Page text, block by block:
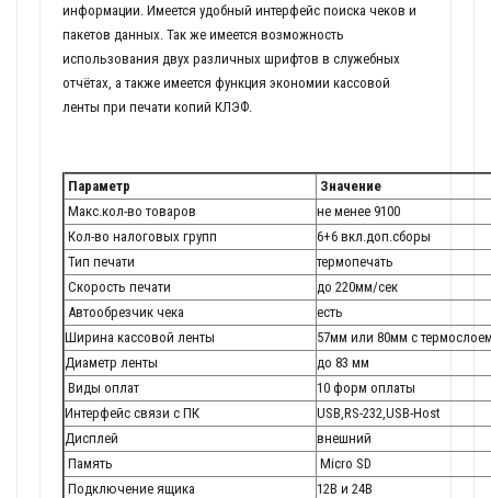
информации. Имеется удобный интерфейс поиска чеков и
пакетов данных. Так же имеется возможность
использования двух различных шрифтов в служебных
отчётах, а также имеется функция экономии кассовой
ленты при печати копий КЛЭФ.
Параметр
Значение
Макс.кол-во товаров
не менее 9100
Кол-во налоговых групп
6+6 вкл.доп.сборы
Тип печати
термопечать
Скорость печати
до 220мм/сек
Автообрезчик чека
есть
Ширина кассовой ленты
57мм или 80мм с
Диаметр ленты
до 83 мм
Виды оплат
10 форм оплаты
Интерфейс связи с ПК
USB,RS-232,USB-Host
Дисплей
внешний
Память
Micro SD
Подключение ящика
12В и 24В